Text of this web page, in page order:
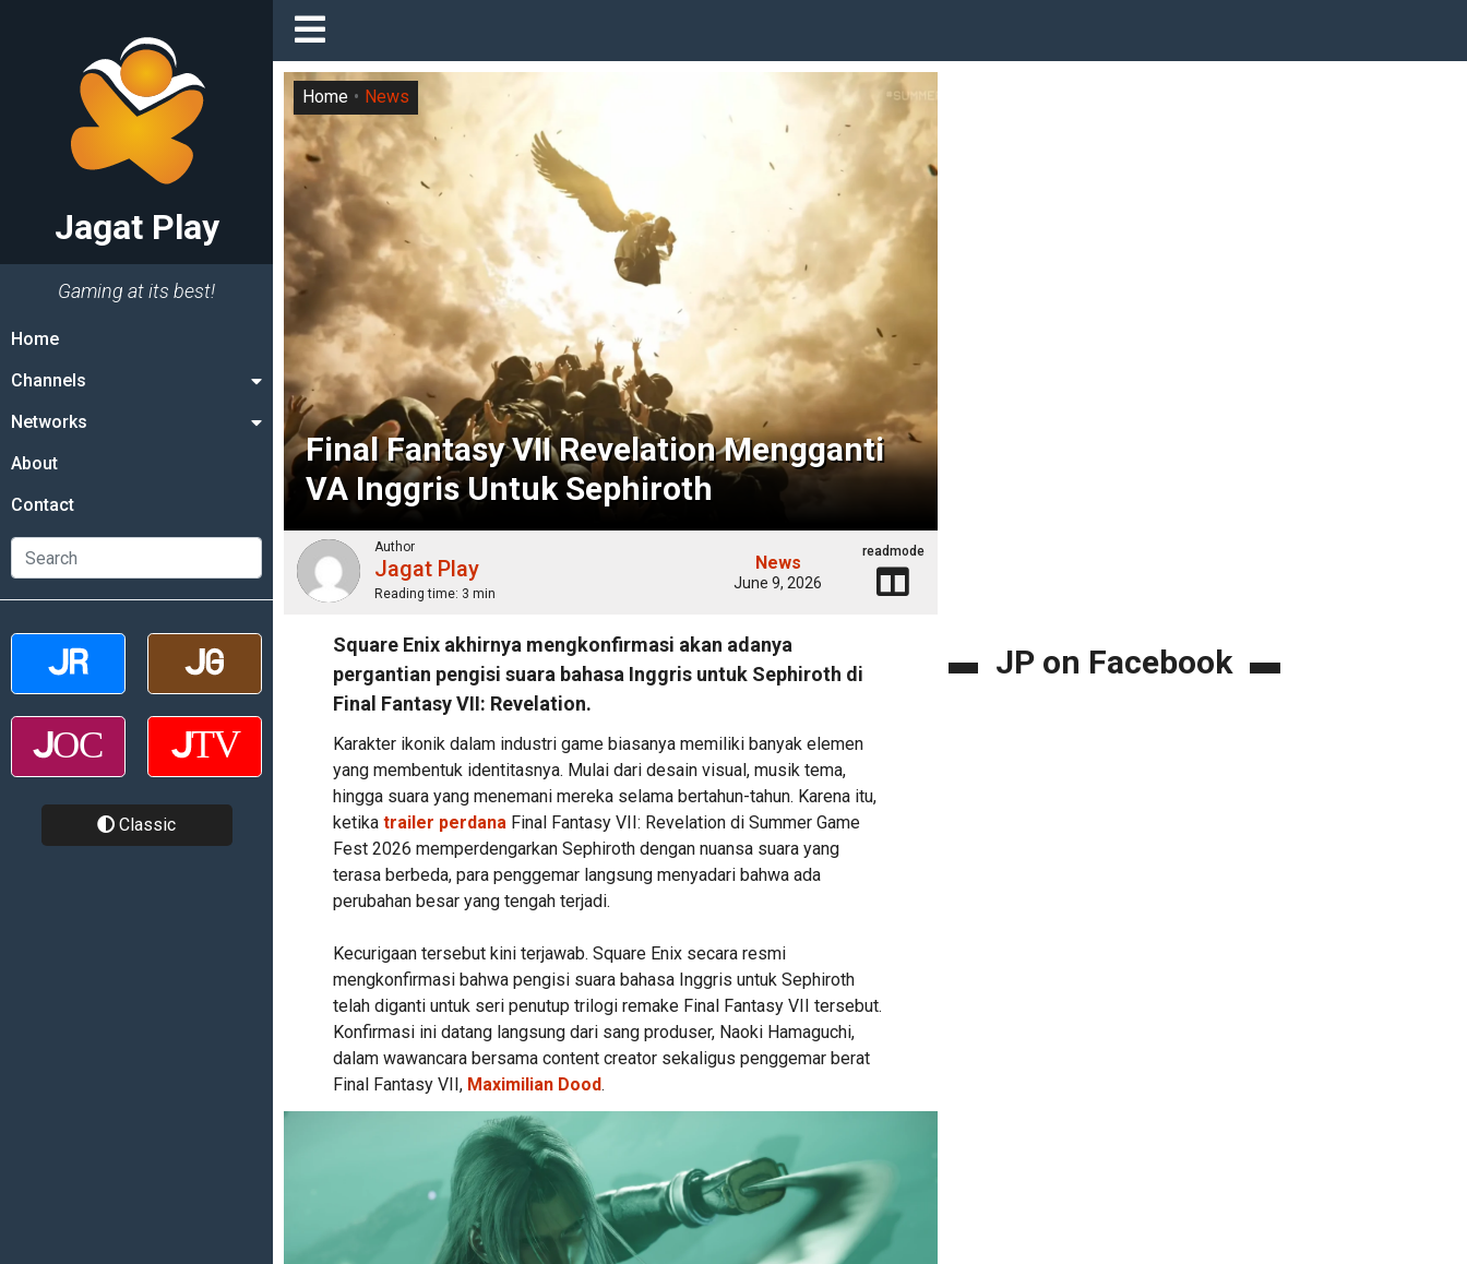
Jagat Play
Gaming at its best!
Home
Channels
Networks
About
Contact
Classic
Final Fantasy VII Revelation Mengganti
VA Inggris Untuk Sephiroth
Home News
Author
Jagat Play
Reading time: 3 min
News
June 9, 2026
readmode
Square Enix akhirnya mengkonfirmasi akan adanya
pergantian pengisi suara bahasa Inggris untuk Sephiroth di
Final Fantasy VII: Revelation.
Karakter ikonik dalam industri game biasanya memiliki banyak elemen
yang membentuk identitasnya. Mulai dari desain visual, musik tema,
hingga suara yang menemani mereka selama bertahun-tahun. Karena itu,
ketika trailer perdanaFinal Fantasy VII: Revelation di Summer Game
Fest 2026 memperdengarkan Sephiroth dengan nuansa suara yang
terasa berbeda, para penggemar langsung menyadari bahwa ada
perubahan besar yang tengah terjadi.
Kecurigaan tersebut kini terjawab. Square Enix secara resmi
mengkonfirmasi bahwa pengisi suara bahasa Inggris untuk Sephiroth
telah diganti untuk seri penutup trilogi remake Final Fantasy VII tersebut.
Konfirmasi ini datang langsung dari sang produser, Naoki Hamaguchi,
dalam wawancara bersama content creator sekaligus penggemar berat
Final Fantasy VII, Maximilian Dood.
JP on Facebook